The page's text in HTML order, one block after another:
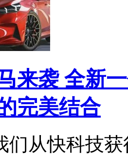
来袭 全新
完美结合
们从快科技